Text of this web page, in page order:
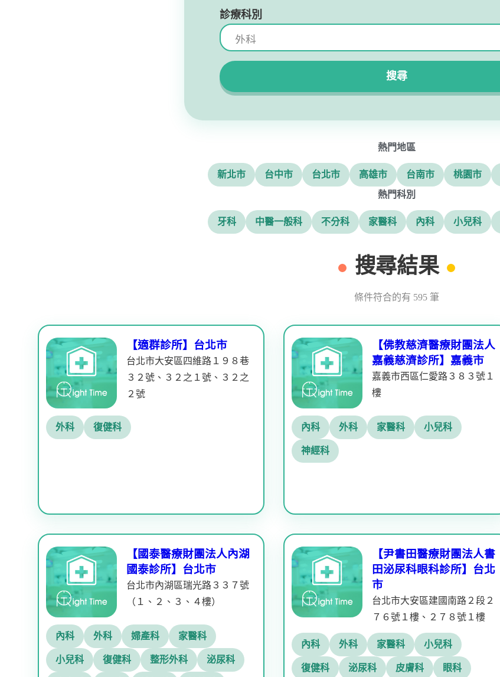
診療科別
搜尋
熱門地區
新北市 台中市 台北市 高雄市 台南市 桃園市
熱門科別
牙科 中醫一般科 不分科 家醫科 內科 小兒科
搜尋結果
條件符合的有 595 筆
【適群診所】台北市
台北市大安區四維路１９８巷
３２號、３２之１號、３２之
２號
外科 復健科
【佛教慈濟醫療財團法人
嘉義慈濟診所】嘉義市
嘉義市西區仁愛路３８３號１
樓
內科 外科 家醫科 小兒科
神經科
【國泰醫療財團法人內湖
國泰診所】台北市
台北市內湖區瑞光路３３７號
（１、２、３、４樓）
內科 外科 婦產科 家醫科
小兒科 復健科 整形外科 泌尿科
【尹書田醫療財團法人書
田泌尿科眼科診所】台北
市
台北市大安區建國南路２段２
７６號１樓、２７８號１樓
內科 外科 家醫科 小兒科
復健科 泌尿科 皮膚科 眼科